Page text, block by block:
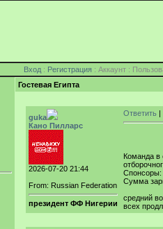
Вход : Регистрация : Аккаунт :
Гостевая Египта
guka
Кано Пилларс
2026-07-20 21:44
From: Russian Federation
президент ФФ Нигерии
Ответить |
Команда в
Спонсоры:
Сумма
средний
всех